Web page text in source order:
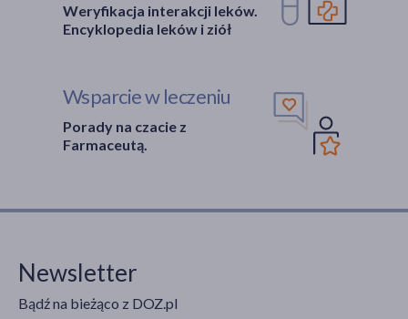
Weryfikacja interakcji leków.
Encyklopedia leków i ziół
Wsparcie w leczeniu
Porady na czacie z
Farmaceutą.
Newsletter
Bądź na bieżąco z DOZ.pl